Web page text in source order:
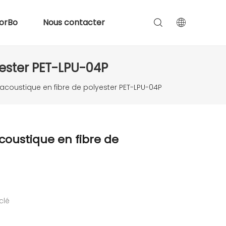
Nous contacter
PET-LPU-04P
en fibre de polyester PET-LPU-04P
en fibre de